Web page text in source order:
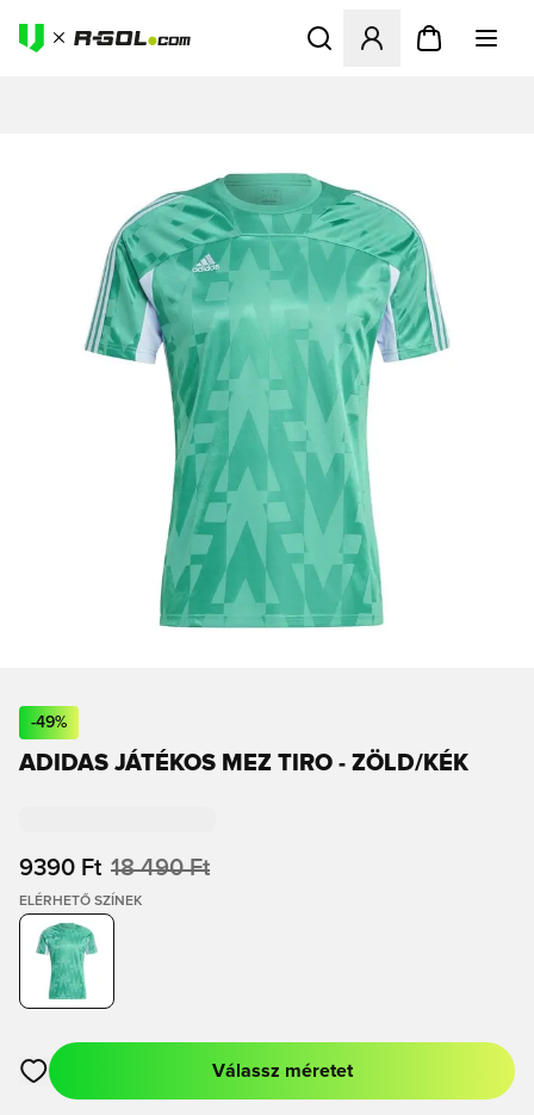
Megnyit egy modált a
-49%
ADIDAS JÁTÉKOS MEZ TIRO - ZÖLD/KÉK
9390 Ft 18 490 Ft
ELÉRHETŐ SZÍNEK
Megnyit egy modált a bejelentkezéshez vagy a tagként való
Válassz méretet